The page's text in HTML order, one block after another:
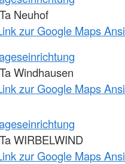
Neuhof
zur Google Maps
Windhausen
zur Google Maps
WIRBELWIND
zur Google Maps